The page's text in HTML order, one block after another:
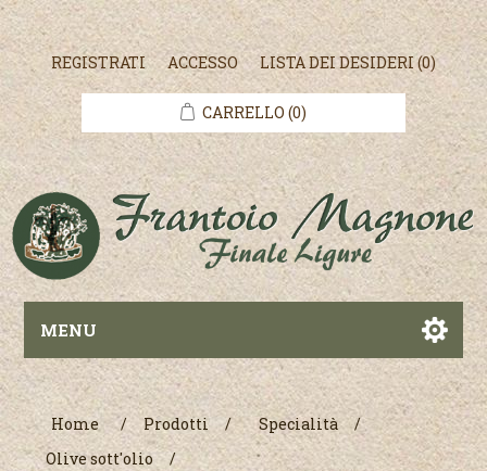
REGISTRATI ACCESSO LISTA DEI DESIDERI(0)
CARRELLO (0)
MENU
Home / Prodotti / Specialità
/
Olive sott'olio
/